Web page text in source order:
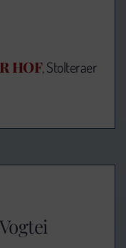
HOF, Stolteraer